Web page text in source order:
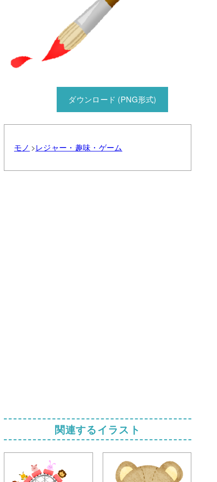
ダウンロード (PNG形式)
モノ レジャー・趣味・ゲーム
関連するイラスト